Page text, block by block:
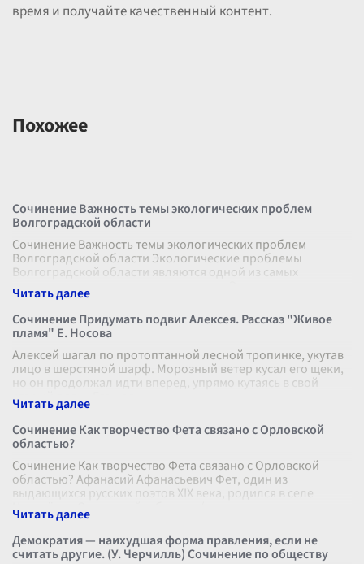
время и получайте качественный контент.
Похожее
Сочинение Важность темы экологических проблем
Волгоградской области
Сочинение Важность темы экологических проблем
Волгоградской области Экологические проблемы
Волгоградской области являются одной из самых
актуальных тем настоящего времени. Этот ре
Сочинение Придумать подвиг Алексея. Рассказ "Живое
пламя" Е. Носова
Алексей шагал по протоптанной лесной тропинке, укутав
лицо в шерстяной шарф. Морозный ветер кусал его щеки,
но он продолжал идти вперед, упрямо кутаясь в свой
старый плащ. Его цель
Сочинение Как творчество Фета связано с Орловской
областью?
Сочинение Как творчество Фета связано с Орловской
областью? Афанасий Афанасьевич Фет, один из
выдающихся русских поэтов XIX века, родился в селе
Новосёлки Орловской губернии (ныне
Демократия — наихудшая форма правления, если не
считать другие. (У. Черчилль) Сочинение по обществу